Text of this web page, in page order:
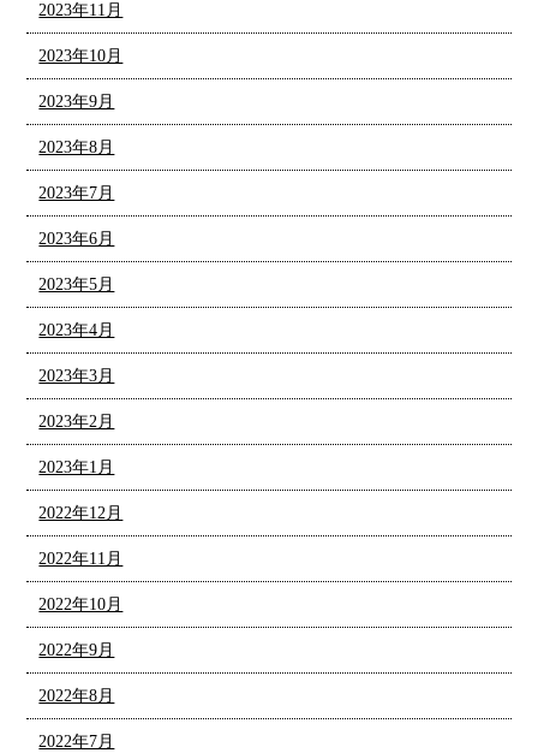
2023年11月
2023年10月
2023年9月
2023年8月
2023年7月
2023年6月
2023年5月
2023年4月
2023年3月
2023年2月
2023年1月
2022年12月
2022年11月
2022年10月
2022年9月
2022年8月
2022年7月